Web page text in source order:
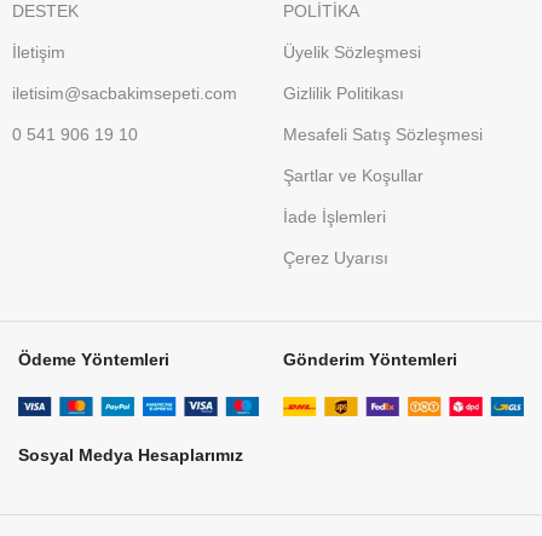
DESTEK
İletişim
iletisim@sacbakimsepeti.com
0 541 906 19 10
POLİTİKA
Üyelik Sözleşmesi
Gizlilik Politikası
Mesafeli Satış Sözleşmesi
Şartlar ve Koşullar
İade İşlemleri
Çerez Uyarısı
Ödeme Yöntemleri Gönderim Yöntemleri
Sosyal Medya Hesaplarımız